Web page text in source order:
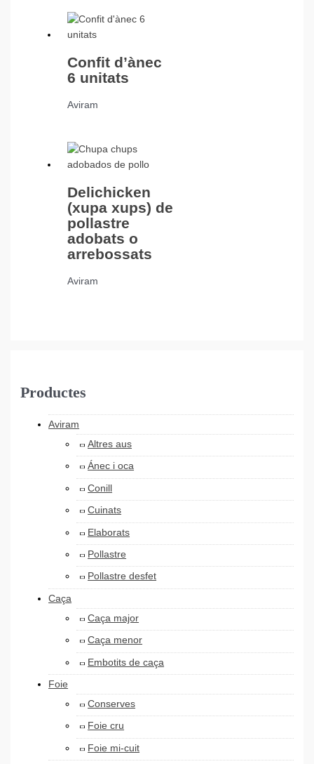
Confit d’ànec
6 unitats
Aviram
Delichicken
(xupa xups) de
pollastre
adobats o
arrebossats
Aviram
Productes
Aviram
Altres aus
Ánec i oca
Conill
Cuinats
Elaborats
Pollastre
Pollastre desfet
Caça
Caça major
Caça menor
Embotits de caça
Foie
Conserves
Foie cru
Foie mi-cuit